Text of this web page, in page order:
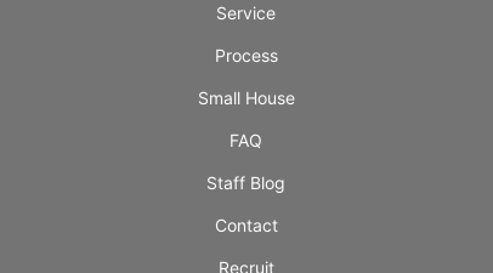
Service
Process
Small House
FAQ
Staff Blog
Contact
Recruit